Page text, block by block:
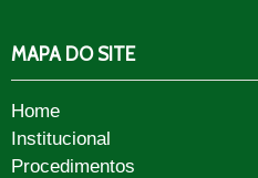
MAPA DO SITE
Home
Institucional
Procedimentos